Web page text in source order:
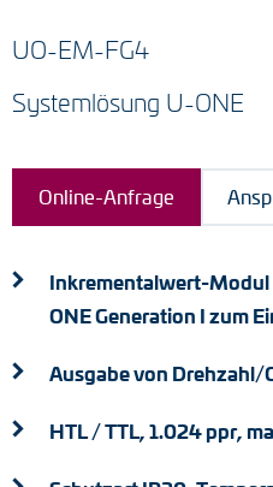
AC Synchrongeneratoren
UO-EM-FG4
Systemlösung U-ONE
Online-Anfrage
Inkrementalwert-Modul
ONE Generation I zum
Ausgabe von Drehzahl/
HTL / TTL, 1.024 ppr,